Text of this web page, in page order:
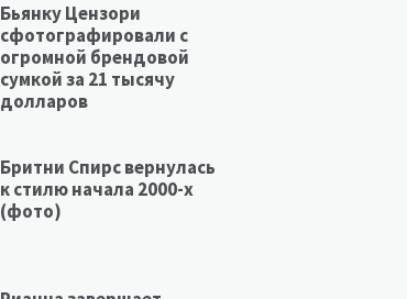
Бьянку Цензори
сфотографировали с
огромной брендовой
сумкой за 21 тысячу
долларов
Бритни Спирс вернулась
к стилю начала 2000-х
(фото)